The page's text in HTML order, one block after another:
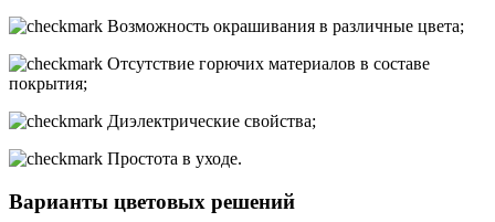
Возможность окрашивания в различные цвета;
Отсутствие горючих материалов в составе
покрытия;
Диэлектрические свойства;
Простота в уходе.
Варианты цветовых решений